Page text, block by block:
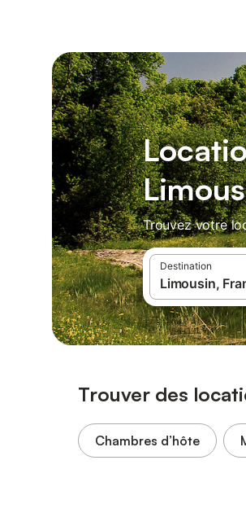
Trouvez votre
Destination
Trouver des
Chambres d’hôte